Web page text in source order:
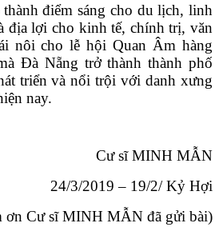
điểm sáng cho du lịch, linh
địa lợi cho kinh tế, chính trị, văn
nôi cho lễ hội Quan Âm hàng
Đà Nẵng trở thành thành phố
triển và nổi trội với danh xưng
nay.
Cư sĩ MINH MẪN
24/3/2019 – 19/2/ Kỷ Hợi
ơn Cư sĩ MINH MẪN đã gửi bài)